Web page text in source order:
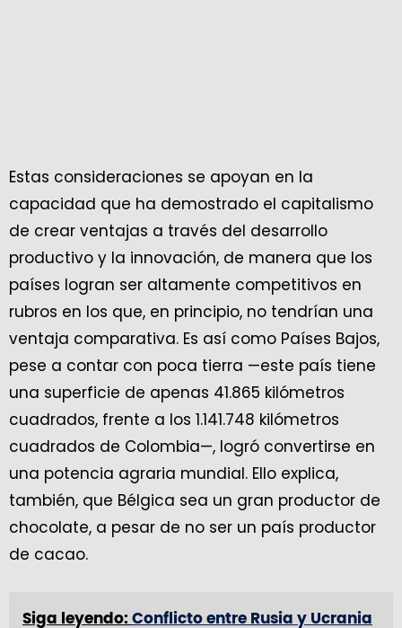
Estas consideraciones se apoyan en la
capacidad que ha demostrado el capitalismo
de crear ventajas a través del desarrollo
productivo y la innovación, de manera que los
países logran ser altamente competitivos en
rubros en los que, en principio, no tendrían una
ventaja comparativa. Es así como Países Bajos,
pese a contar con poca tierra —este país tiene
una superficie de apenas 41.865 kilómetros
cuadrados, frente a los 1.141.748 kilómetros
cuadrados de Colombia—, logró convertirse en
una potencia agraria mundial. Ello explica,
también, que Bélgica sea un gran productor de
chocolate, a pesar de no ser un país productor
de cacao.
Siga leyendo: Conflicto entre Rusia y Ucrania